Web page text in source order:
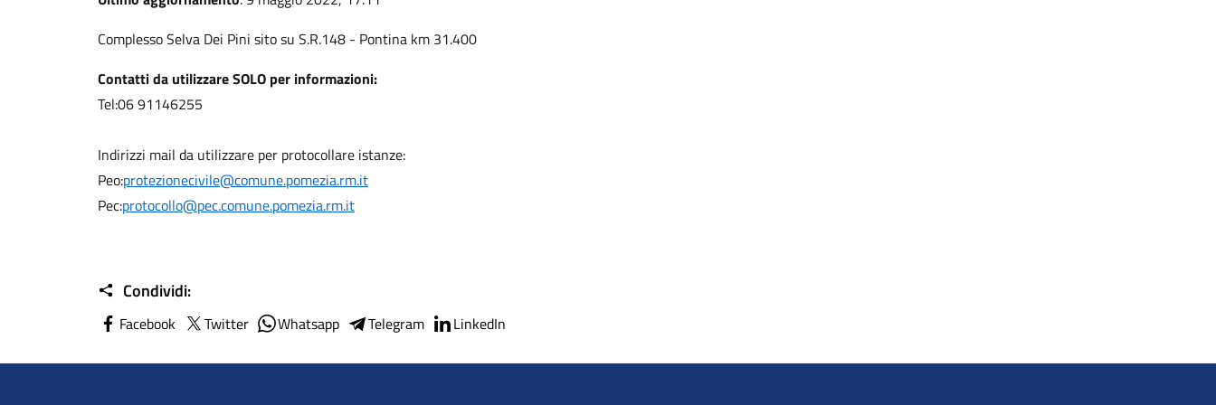
Complesso Selva Dei Pini sito su S.R.148 - Pontina km 31.400
Contatti da utilizzare SOLO per informazioni:
Tel:06 91146255
Indirizzi mail da utilizzare per protocollare istanze:
Peo:protezionecivile@comune.pomezia.rm.it
Pec:protocollo@pec.comune.pomezia.rm.it
Condividi:
Facebook Twitter Whatsapp Telegram LinkedIn